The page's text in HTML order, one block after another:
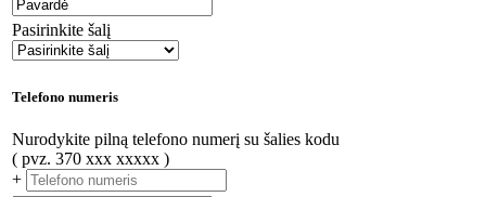
Pasirinkite šalį
Telefono numeris
Nurodykite pilną telefono numerį su šalies kodu
( pvz. 370 xxx xxxxx )
+